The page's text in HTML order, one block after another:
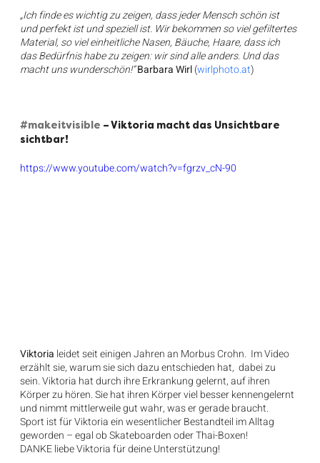
„Ich finde es wichtig zu zeigen, dass jeder Mensch schön ist
und perfekt ist und speziell ist. Wir bekommen so viel gefiltertes
Material, so viel einheitliche Nasen, Bäuche, Haare, dass ich
das Bedürfnis habe zu zeigen: wir sind alle anders. Und das
macht uns wunderschön!“ Barbara Wirl (wirlphoto.at)
#makeitvisible – Viktoria macht das Unsichtbare
sichtbar!
https://www.youtube.com/watch?v=fgrzv_cN-90
Viktoria leidet seit einigen Jahren an Morbus Crohn.  Im Video
erzählt sie, warum sie sich dazu entschieden hat,  dabei zu
sein. Viktoria hat durch ihre Erkrankung gelernt, auf ihren
Körper zu hören. Sie hat ihren Körper viel besser kennengelernt
und nimmt mittlerweile gut wahr, was er gerade braucht.
Sport ist für Viktoria ein wesentlicher Bestandteil im Alltag
geworden – egal ob Skateboarden oder Thai-Boxen!
DANKE liebe Viktoria für deine Unterstützung!